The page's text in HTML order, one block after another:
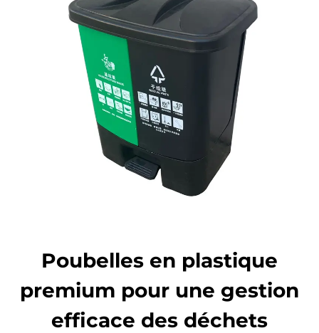
Poubelles en plastique
premium pour une gestion
efficace des déchets